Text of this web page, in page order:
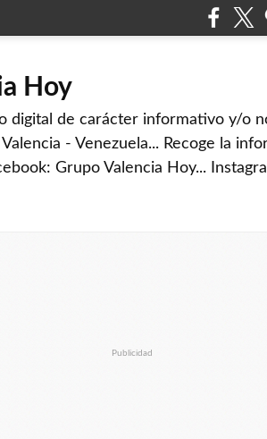
Hoy
digital de carácter informativo y/o
- Venezuela... Recoge la
Grupo Valencia Hoy...
Publicidad